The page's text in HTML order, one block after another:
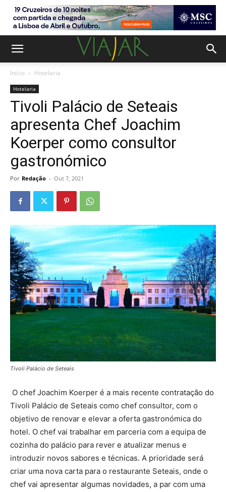
Início Hotelaria
Hotelaria
Tivoli Palácio de Seteais
apresenta Chef Joachim
Koerper como consultor
gastronómico
Por Redação - Out 7, 2021
Tivoli Palácio de Seteais
O chef Joachim Koerper é a mais recente contratação do
Tivoli Palácio de Seteais como chef consultor, com o
objetivo de renovar e elevar a oferta gastronómica do
hotel. O chef vai trabalhar em parceria com a equipa de
cozinha do palácio para rever e atualizar menus e
introduzir novos sabores e técnicas. A prioridade será
criar uma nova carta para o restaurante Seteais, onde o
chef vai apresentar algumas novidades, a par com uma